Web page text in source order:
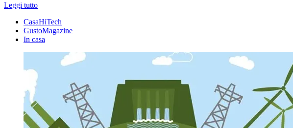
Leggi tutto
CasaHiTech
GustoMagazine
In casa